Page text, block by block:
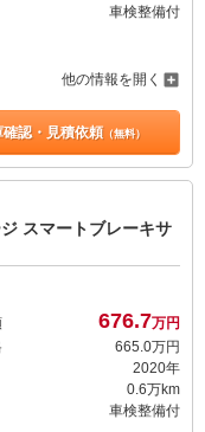
車検整備付
他の情報を開く
確認・見積依頼（無料）
スマートブレーキサ
676.7万円
665.0万円
2020年
0.6万km
車検整備付